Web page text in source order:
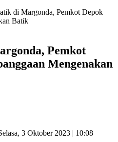
di Margonda, Pemkot Depok
Batik
Pemkot
Mengenakan
3 Oktober 2023 | 10:08